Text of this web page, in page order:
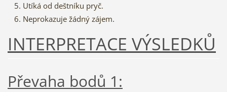
Utíká od deštníku pryč.
Neprokazuje žádný zájem.
INTERPRETACE VÝSLEDKŮ
Převaha bodů 1: